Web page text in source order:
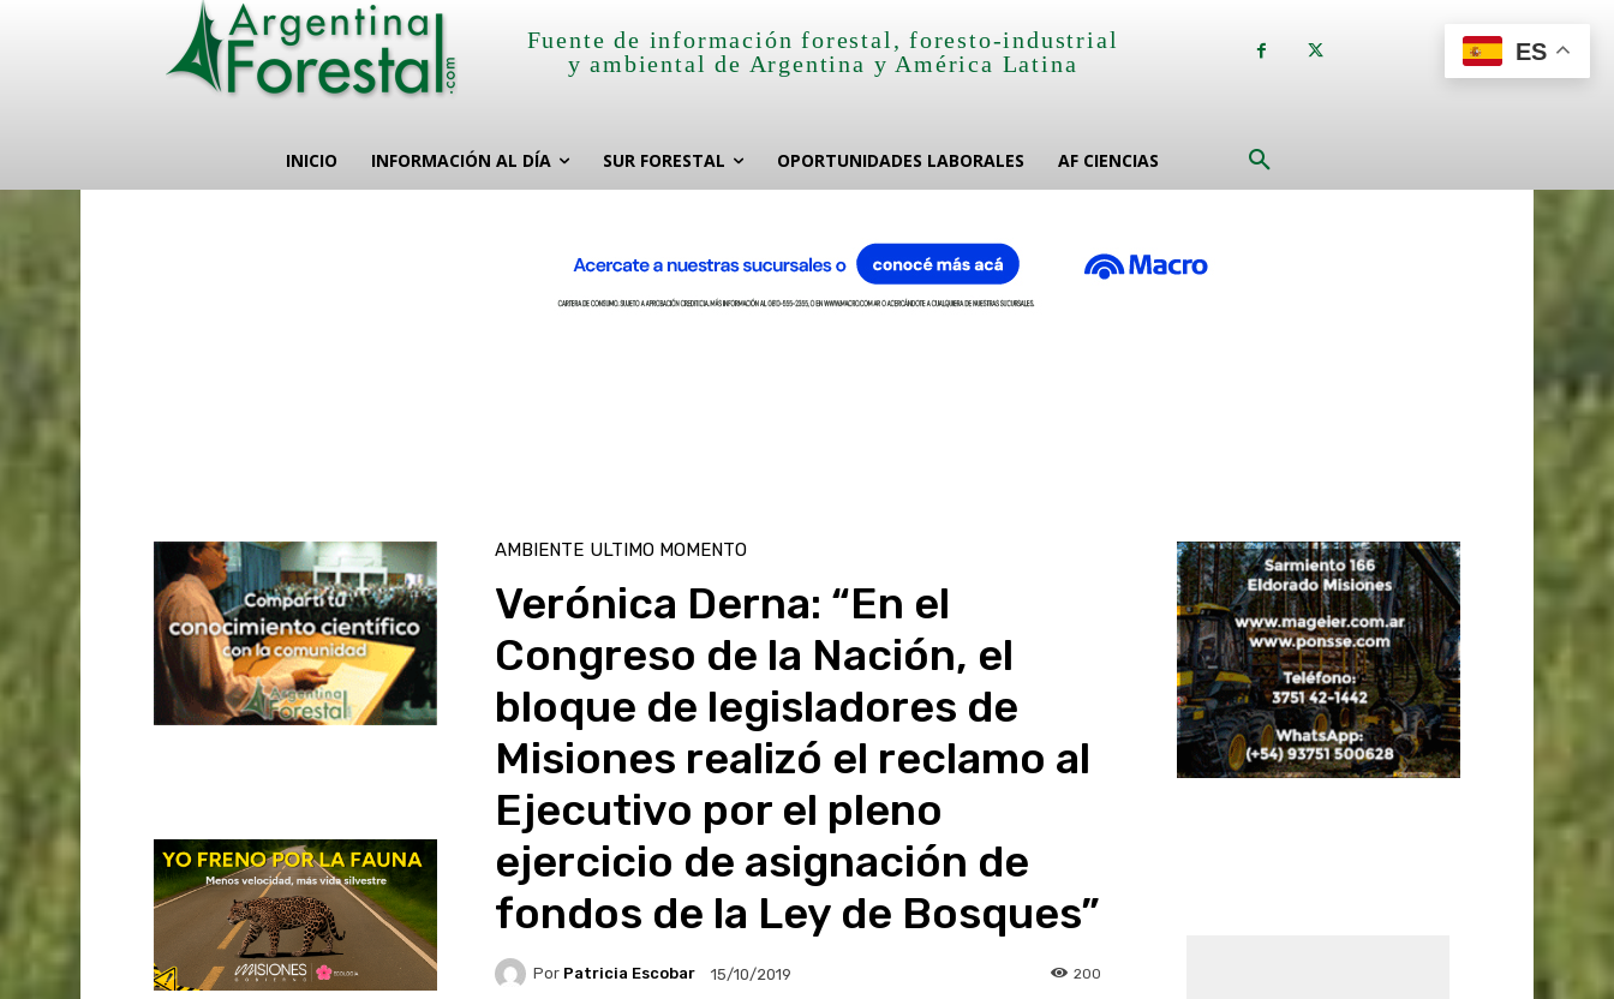
Fuente de información forestal, foresto-industrial
y ambiental de Argentina y América Latina
INICIO INFORMACIÓN AL DÍA SUR FORESTAL OPORTUNIDADES LABORALES AF CIENCIAS
AMBIENTE ULTIMO MOMENTO
Verónica Derna: “En el
Congreso de la Nación, el
bloque de legisladores de
Misiones realizó el reclamo al
Ejecutivo por el pleno
ejercicio de asignación de
fondos de la Ley de Bosques”
Por Patricia Escobar 15/10/2019 200
ES